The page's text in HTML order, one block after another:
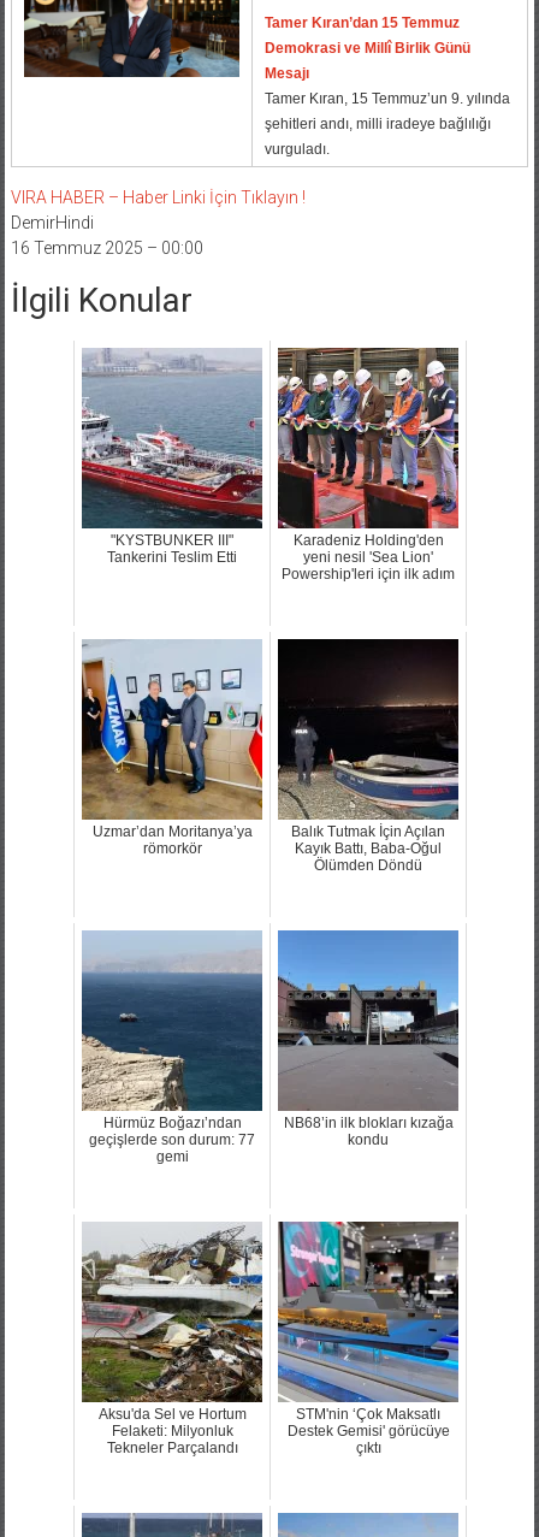
Tamer Kıran’dan 15 Temmuz
Demokrasi ve Millî Birlik Günü
Mesajı
Tamer Kıran, 15 Temmuz’un 9. yılında
şehitleri andı, milli iradeye bağlılığı
vurguladı.
VIRA HABER – Haber Linki İçin Tıklayın !
DemirHindi
16 Temmuz 2025 – 00:00
İlgili Konular
"KYSTBUNKER III"
Tankerini Teslim Etti
Karadeniz Holding'den
yeni nesil 'Sea Lion'
Powership'leri için ilk adım
Uzmar’dan Moritanya’ya
römorkör
Balık Tutmak İçin Açılan
Kayık Battı, Baba-Oğul
Ölümden Döndü
Hürmüz Boğazı’ndan
geçişlerde son durum: 77
gemi
NB68’in ilk blokları kızağa
kondu
Aksu'da Sel ve Hortum
Felaketi: Milyonluk
Tekneler Parçalandı
STM'nin ‘Çok Maksatlı
Destek Gemisi' görücüye
çıktı